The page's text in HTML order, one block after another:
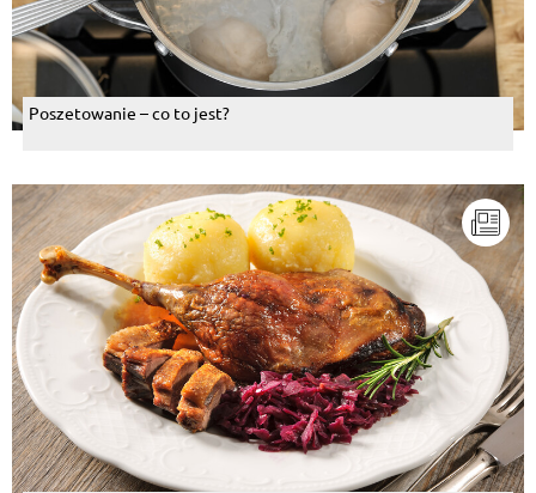
Poszetowanie – co to jest?